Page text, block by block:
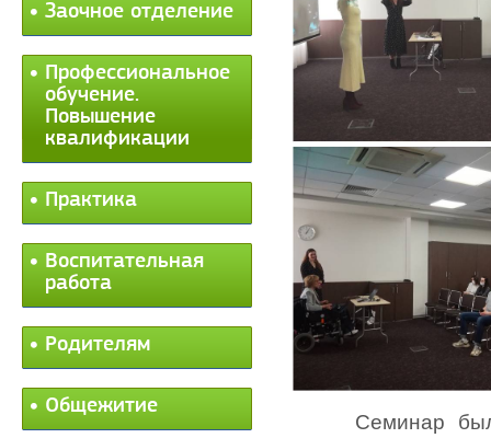
Заочное отделение
Профессиональное
обучение.
Повышение
квалификации
Практика
Воспитательная
работа
Родителям
Общежитие
Семинар